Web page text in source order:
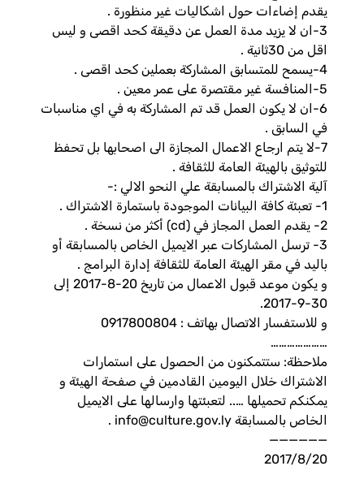
يقدم إضاءات حول اشكاليات غير منظورة .
3-ان لا يزيد مدة العمل عن دقيقة كحد اقصى و ليس
اقل من 30ثانية .
4-يسمح للمتسابق المشاركة بعملين كحد اقصى .
5-المنافسة غير مقتصرة على عمر معين .
6-ان لا يكون العمل قد تم المشاركة به في اي مناسبات
في السابق .
7-لا يتم ارجاع الاعمال المجازة الى اصحابها بل تحفظ
للتوثيق بالهيئة العامة للثقافة .
آلية الاشتراك بالمسابقة علي النحو الالي :-
1- تعبئة كافة البيانات الموجودة باستمارة الاشتراك .
2- يقدم العمل المجاز في (cd) أكثر من نسخة .
3- ترسل المشاركات عبر الايميل الخاص بالمسابقة أو
باليد في مقر الهيئة العامة للثقافة إدارة البرامج .
و يكون موعد قبول الاعمال من تاريخ 20-8-2017 إلى
30-9-2017.
و للاستفسار الاتصال بهاتف : 0917800804
…………………
ملاحظة: ستتمكنون من الحصول على استمارات
الاشتراك خلال اليومين القادمين في صفحة الهيئة و
يمكنكم تحميلها ….. لتعبئتها وارسالها على الايميل
الخاص بالمسابقة info@culture.gov.ly .
——————
2017/8/20